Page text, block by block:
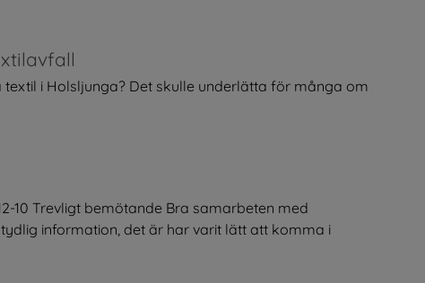
i Holsljunga? Det skulle underlätta för många om
10 Trevligt bemötande Bra samarbeten med
information, det är har varit lätt att komma i